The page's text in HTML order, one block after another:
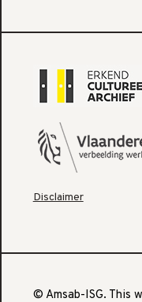
Disclaimer
© Amsab-ISG. This